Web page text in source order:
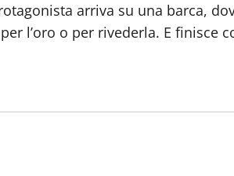
arriva su una barca,
l’oro o per rivederla. E finisce